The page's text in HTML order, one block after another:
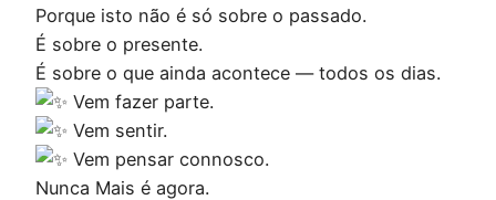
Porque isto não é só sobre o passado.
É sobre o presente.
É sobre o que ainda acontece — todos os dias.
Vem fazer parte.
Vem sentir.
Vem pensar connosco.
Nunca Mais é agora.